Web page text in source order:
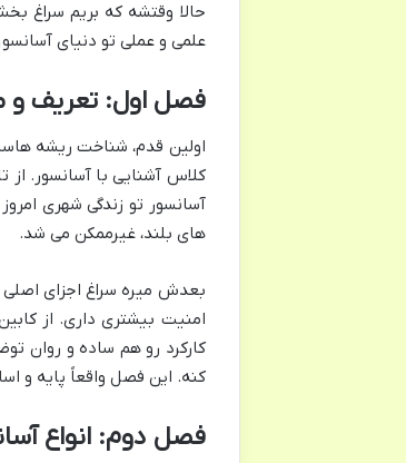
حالا وقتشه که بریم سراغ
علمی و عملی تو دنیای
فصل اول: تعریف و
اولین قدم، شناخت ریشه
کلاس آشنایی با آسانسور.
آسانسور تو زندگی شهری
های بلند، غیرممکن می شد.
بعدش میره سراغ اجزای
امنیت بیشتری داری. از
کارکرد رو هم ساده و روان
کنه. این فصل واقعاً پایه و
فصل دوم: انواع